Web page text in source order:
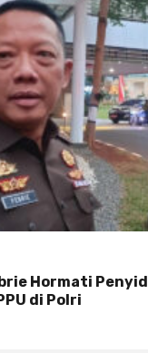
Hormati
di Polri